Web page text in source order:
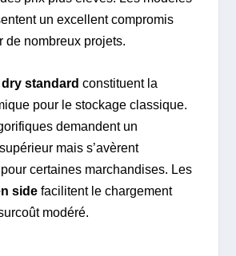
un excellent compromis
de nombreux projets.
dry standard constituent la
pour le stockage classique.
demandent un
mais s’avèrent
certaines marchandises. Les
side facilitent le chargement
modéré.